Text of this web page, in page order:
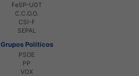
FeSP-UGT
C.C.O.O.
CSI-F
SEPAL
Grupos Políticos
PSOE
PP
VOX